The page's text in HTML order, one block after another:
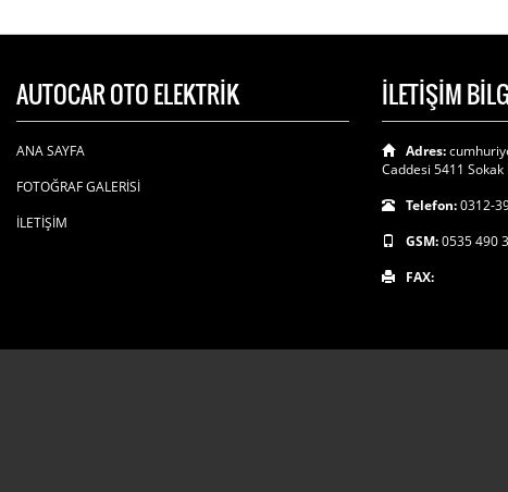
AUTOCAR OTO ELEKTRİK
ANA SAYFA
FOTOĞRAF GALERİSİ
İLETİŞİM
İLETİŞİM
Adres:
Caddesi 5411
Telefon:0312-
GSM:0535 490
FAX: